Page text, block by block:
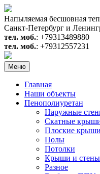
Перейти
к
содержимому
Напыляемая бесшовная
Санкт-Петербург и
тел. моб.: +79313489880
тел. моб.: +79312557231
Меню
Главная
Наши объекты
Пенополиуретан
Наружные
Скатные
Плоские крыши
Полы
Потолки
Крыши и стены
Разное